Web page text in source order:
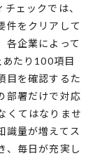
ェックでは、
件をクリアして
各企業によって
たり100項目
目を確認するた
部署だけで対応
くてはなりませ
識量が増えてス
、毎日が充実し